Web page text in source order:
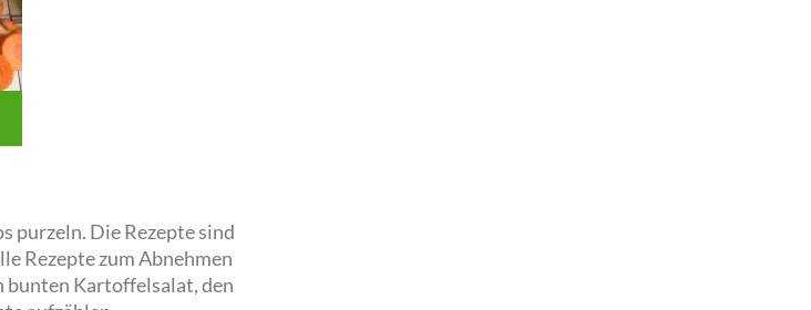
purzeln. Die Rezepte sind
Rezepte zum Abnehmen
bunten Kartoffelsalat, den